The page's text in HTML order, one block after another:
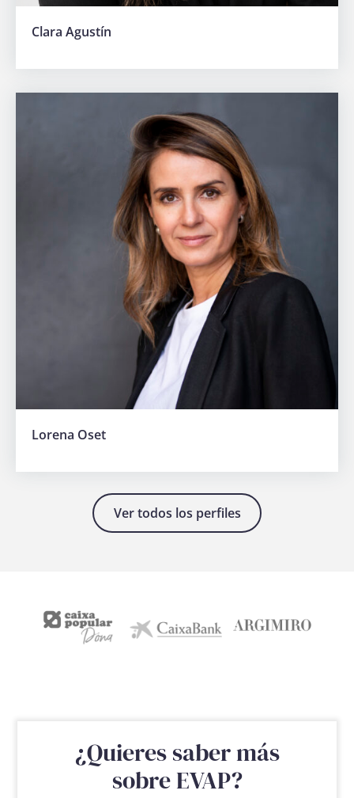
Hazte
socia
Clara Agustín
Lorena Oset
Ver todos los perfiles
¿Quieres saber más
sobre EVAP?